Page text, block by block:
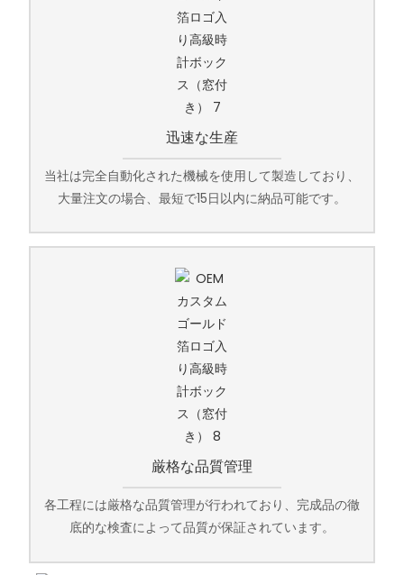
迅速な生産
当社は完全自動化された機械を使用して製造しており、
大量注文の場合、最短で15日以内に納品可能です。
厳格な品質管理
各工程には厳格な品質管理が行われており、完成品の徹
底的な検査によって品質が保証されています。